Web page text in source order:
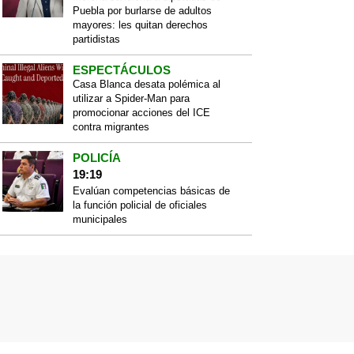
Puebla por burlarse de adultos
mayores: les quitan derechos
partidistas
ESPECTÁCULOS
Casa Blanca desata polémica al
utilizar a Spider-Man para
promocionar acciones del ICE
contra migrantes
POLICÍA
19:19
Evalúan competencias básicas de
la función policial de oficiales
municipales